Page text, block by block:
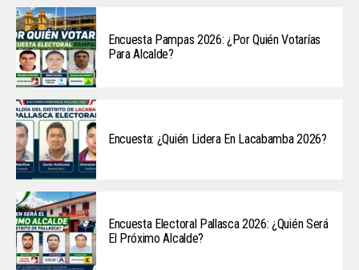
Encuesta Pampas 2026: ¿Por Quién Votarías
Para Alcalde?
Encuesta: ¿Quién Lidera En Lacabamba 2026?
Encuesta Electoral Pallasca 2026: ¿Quién Será
El Próximo Alcalde?